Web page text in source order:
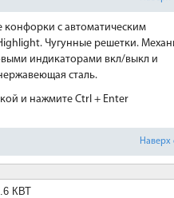
конфорки с автоматическим
Чугунные решетки.
индикаторами вкл/выкл и
сталь.
и нажмите Ctrl + Enter
Наверх
КВТ